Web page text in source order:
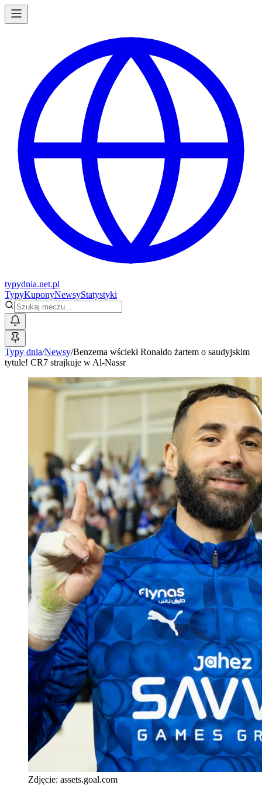
typydnia.net.pl
TypyKuponyNewsyStatystyki
Typy dnia/Newsy/Benzema wściekł Ronaldo żartem o saudyjskim
tytule! CR7 strajkuje w Al-Nassr
Zdjęcie: assets.goal.com